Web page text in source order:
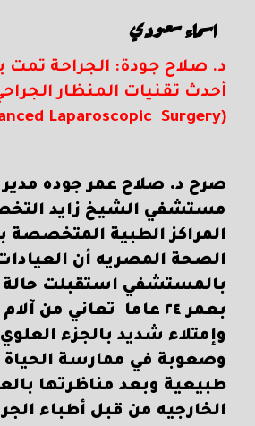
اسماء سعودي
د. صلاح جودة: الجراحة تمت
أحدث تقنيات المنظار
(Advanced Laparoscopic Surgery )
صرح د. صلاح عمر جوده مدير
مستشفي الشيخ زايد
المراكز الطبية المتخصصة
الصحة المصريه أن
بالمستشفي استقبلت
بعمر ٢٤ عاما تعاني من
وإمتلاء شديد بالجزء
وصعوبة في ممارسة
طبيعية وبعد مناظرتها
الخارجيه من قبل أطباء